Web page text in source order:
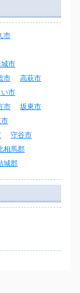
市
市
市
高萩市
市
市
坂東市
市
守谷市
相馬郡
城郡